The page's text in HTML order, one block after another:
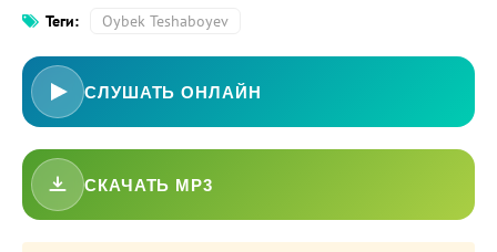
Теги: Oybek Teshaboyev
СЛУШАТЬ ОНЛАЙН
СКАЧАТЬ MP3